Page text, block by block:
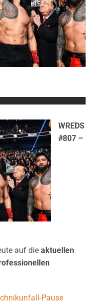
WREDS
#807 –
auf die aktuellen
Pause